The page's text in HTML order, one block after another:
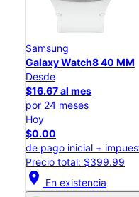
Samsung
Galaxy Watch8 40 MM
Desde
$16.67 al mes
por 24 meses
Hoy
$0.00
de pago inicial +
Precio total: $399.99
location_on En existencia